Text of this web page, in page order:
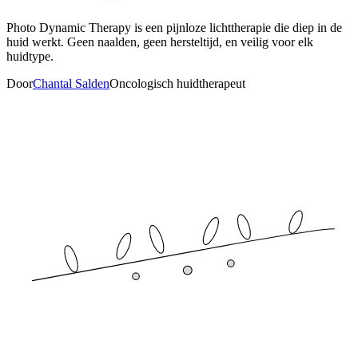
Photo Dynamic Therapy is een pijnloze lichttherapie die diep in de
huid werkt. Geen naalden, geen hersteltijd, en veilig voor elk
huidtype.
DoorChantal SaldenOncologisch huidtherapeut